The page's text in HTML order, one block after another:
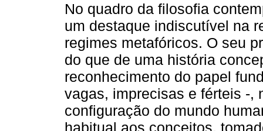
No quadro da filosofia
um destaque indiscutível na
regimes metafóricos. O seu
do que de uma história
reconhecimento do papel
vagas, imprecisas e férteis -,
configuração do mundo
habitual aos conceitos,